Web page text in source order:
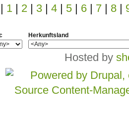
| 1 | 2 | 3 | 4 | 5 | 6 | 7 | 8 |
Herkunftsland
Hosted by